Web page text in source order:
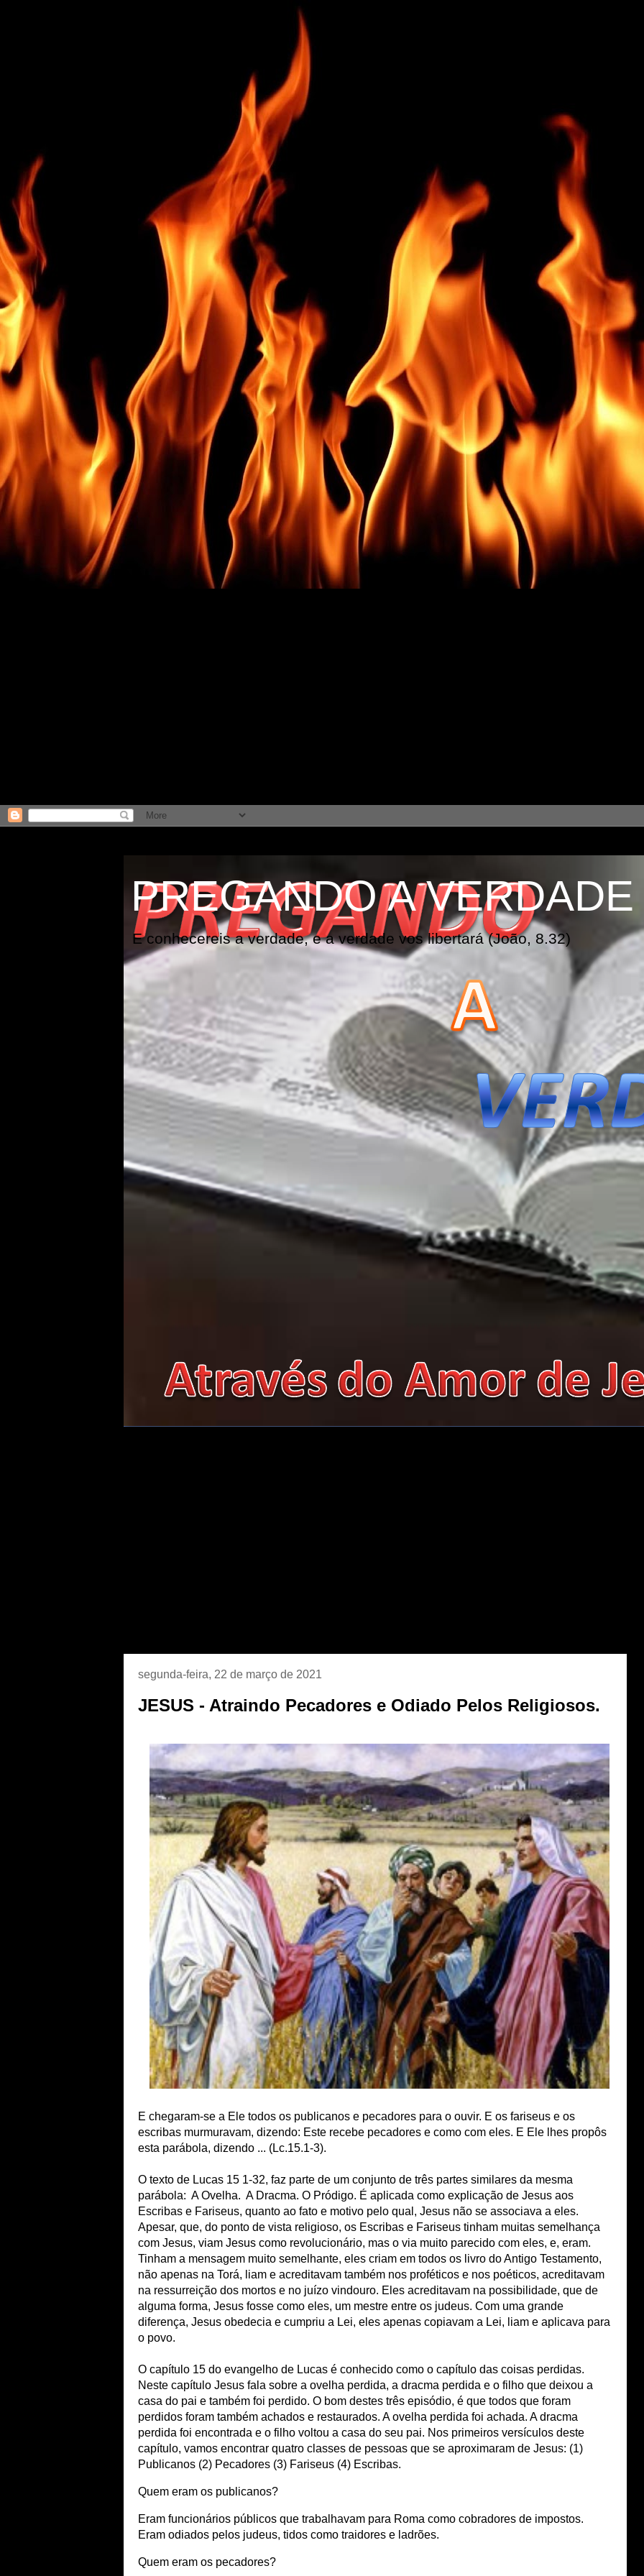
PREGANDO A VERDADE
E conhecereis a verdade, e a verdade vos libertará (João, 8.32)
segunda-feira, 22 de março de 2021
JESUS - Atraindo Pecadores e Odiado Pelos Religiosos.
E chegaram-se a Ele todos os publicanos e pecadores para o ouvir. E os fariseus e os
escribas murmuravam, dizendo: Este recebe pecadores e como com eles. E Ele lhes propôs
esta parábola, dizendo ... (Lc.15.1-3).
O texto de Lucas 15 1-32, faz parte de um conjunto de três partes similares da mesma
parábola: A Ovelha. A Dracma. O Pródigo. É aplicada como explicação de Jesus aos
Escribas e Fariseus, quanto ao fato e motivo pelo qual, Jesus não se associava a eles.
Apesar, que, do ponto de vista religioso, os Escribas e Fariseus tinham muitas semelhança
com Jesus, viam Jesus como revolucionário, mas o via muito parecido com eles, e, eram.
Tinham a mensagem muito semelhante, eles criam em todos os livro do Antigo Testamento,
não apenas na Torá, liam e acreditavam também nos proféticos e nos poéticos, acreditavam
na ressurreição dos mortos e no juízo vindouro. Eles acreditavam na possibilidade, que de
alguma forma, Jesus fosse como eles, um mestre entre os judeus. Com uma grande
diferença, Jesus obedecia e cumpriu a Lei, eles apenas copiavam a Lei, liam e aplicava para
o povo.
O capítulo 15 do evangelho de Lucas é conhecido como o capítulo das coisas perdidas.
Neste capítulo Jesus fala sobre a ovelha perdida, a dracma perdida e o filho que deixou a
casa do pai e também foi perdido. O bom destes três episódio, é que todos que foram
perdidos foram também achados e restaurados. A ovelha perdida foi achada. A dracma
perdida foi encontrada e o filho voltou a casa do seu pai. Nos primeiros versículos deste
capítulo, vamos encontrar quatro classes de pessoas que se aproximaram de Jesus: (1)
Publicanos (2) Pecadores (3) Fariseus (4) Escribas.
Quem eram os publicanos?
Eram funcionários públicos que trabalhavam para Roma como cobradores de impostos.
Eram odiados pelos judeus, tidos como traidores e ladrões.
Quem eram os pecadores?